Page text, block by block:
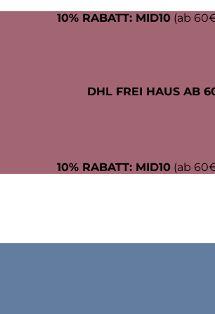
10% RABATT: MID10 (ab
DHL FREI HAUS AB
10% RABATT: MID10 (ab